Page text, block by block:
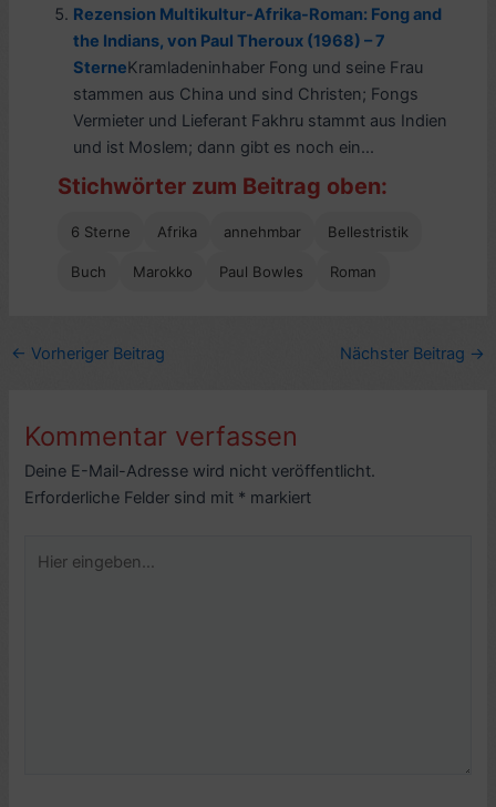
Rezension Multikultur-Afrika-Roman: Fong and
the Indians, von Paul Theroux (1968) – 7
SterneKramladeninhaber Fong und seine Frau
stammen aus China und sind Christen; Fongs
Vermieter und Lieferant Fakhru stammt aus Indien
und ist Moslem; dann gibt es noch ein...
Stichwörter zum Beitrag oben:
6 Sterne Afrika annehmbar Bellestristik
Buch Marokko Paul Bowles Roman
← Vorheriger Beitrag Nächster Beitrag →
Kommentar verfassen
Deine E-Mail-Adresse wird nicht veröffentlicht.
Erforderliche Felder sind mit * markiert
eingeben…